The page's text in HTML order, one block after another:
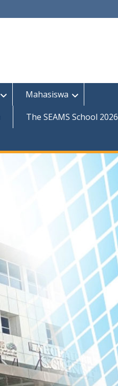
Mahasiswa
The SEAMS School 2026